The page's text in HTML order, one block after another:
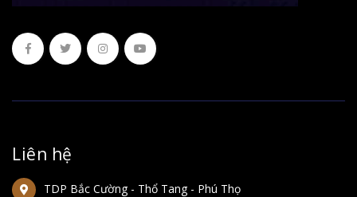
Liên hệ
TDP Bắc Cường - Thổ Tang - Phú Thọ